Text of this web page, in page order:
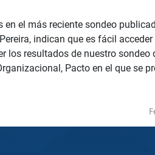
en el más reciente sondeo
indican que es fácil
los resultados de nuestro
Pacto en el que se